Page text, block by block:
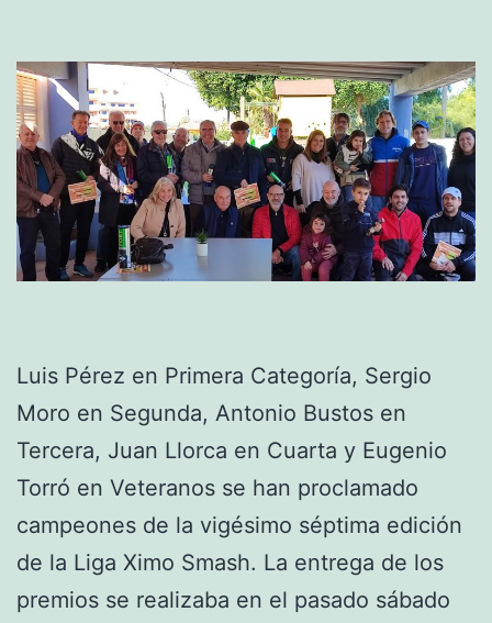
Luis Pérez en Primera Categoría, Sergio
Moro en Segunda, Antonio Bustos en
Tercera, Juan Llorca en Cuarta y Eugenio
Torró en Veteranos se han proclamado
campeones de la vigésimo séptima edición
de la Liga Ximo Smash. La entrega de los
premios se realizaba en el pasado sábado